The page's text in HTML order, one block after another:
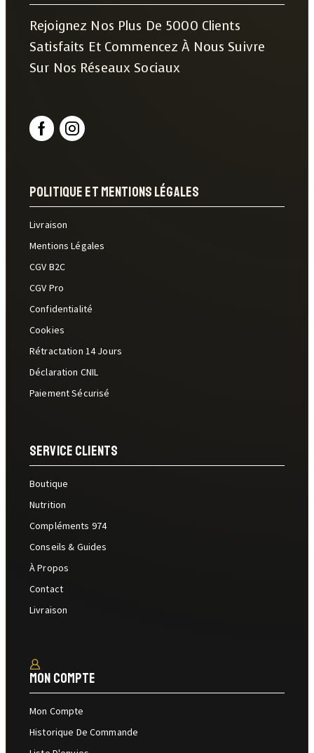
Rejoignez Nos Plus De 5000 Clients
Satisfaits Et Commencez À Nous Suivre
Sur Nos Réseaux Sociaux
Politique Et Mentions Légales
Livraison
Mentions Légales
CGV B2C
CGV Pro
Confidentialité
Cookies
Rétractation 14 Jours
Déclaration CNIL
Paiement Sécurisé
Service Clients
Boutique
Nutrition
Compléments 974
Conseils & Guides
À Propos
Contact
Livraison
Mon Compte
Mon Compte
Historique De Commande